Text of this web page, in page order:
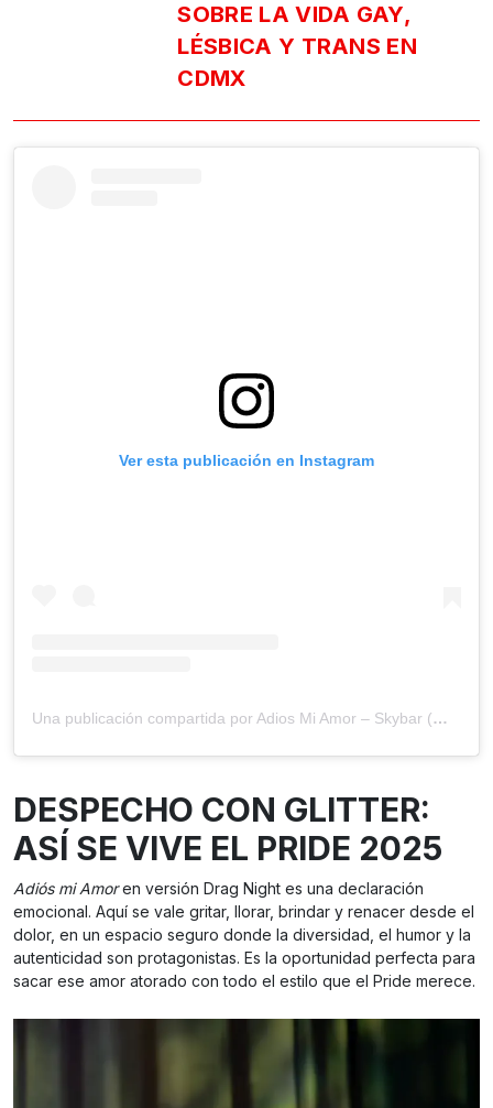
SOBRE LA VIDA GAY,
LÉSBICA Y TRANS EN
CDMX
Ver esta publicación en Instagram
Una publicación compartida por Adios Mi Amor – Skybar (@mxadiosmiamor)
DESPECHO CON GLITTER:
ASÍ SE VIVE EL PRIDE 2025
Adiós mi Amoren versión Drag Night es una declaración
emocional. Aquí se vale gritar, llorar, brindar y renacer desde el
dolor, en un espacio seguro donde la diversidad, el humor y la
autenticidad son protagonistas. Es la oportunidad perfecta para
sacar ese amor atorado con todo el estilo que el Pride merece.